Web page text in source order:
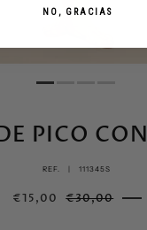
PICO
REF. | 111345S
€15,00 €30,00
NO, GRACIAS